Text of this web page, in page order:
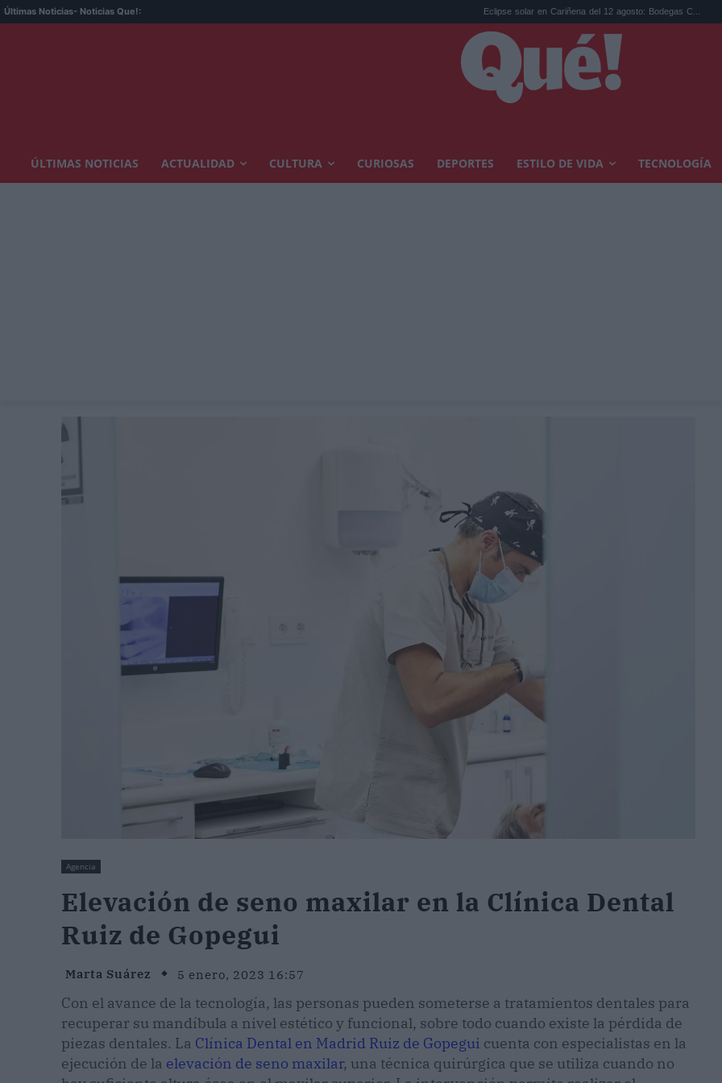
Últimas Noticias- Noticias Que!: Eclipse solar en Cariñena del 12 agosto: Bodegas C... Las
ÚLTIMAS NOTICIAS ACTUALIDAD CULTURA CURIOSAS DEPORTES ESTILO DE VIDA TECNOLOGÍA
Agencia
Elevación de seno maxilar en la Clínica Dental
Ruiz de Gopegui
Marta Suárez 5 enero, 2023 16:57
Con el avance de la tecnología, las personas pueden someterse a tratamientos dentales para
recuperar su mandíbula a nivel estético y funcional, sobre todo cuando existe la pérdida de
piezas dentales. La Clínica Dental en Madrid Ruiz de Gopegui cuenta con especialistas en la
ejecución de la elevación de seno maxilar, una técnica quirúrgica que se utiliza cuando no